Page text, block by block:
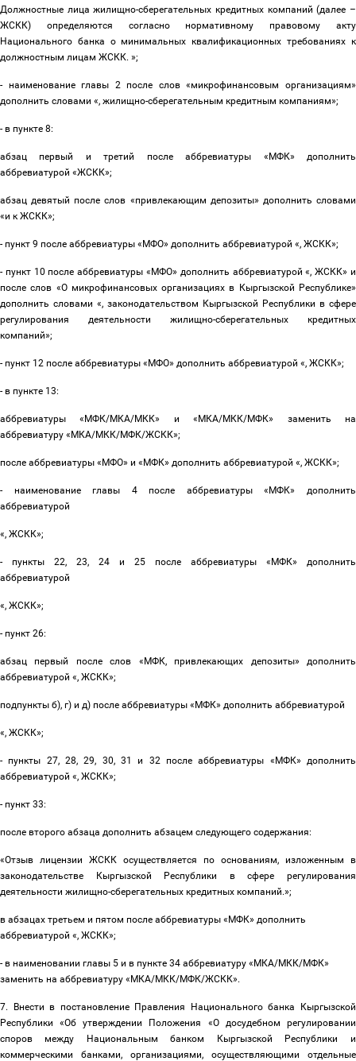
Должностные лица жилищно-сберегательных кредитных компаний (далее –
ЖСКК) определяются согласно нормативному правовому акту
Национального банка о минимальных квалификационных требованиях к
должностным лицам ЖСКК. »;
- наименование главы 2 после слов «микрофинансовым организациям»
дополнить словами «, жилищно-сберегательным кредитным компаниям»;
- в пункте 8:
абзац первый и третий после аббревиатуры «МФК» дополнить
аббревиатурой «ЖСКК»;
абзац девятый после слов «привлекающим депозиты» дополнить словами
«и к ЖСКК»;
- пункт 9 после аббревиатуры «МФО» дополнить аббревиатурой «, ЖСКК»;
- пункт 10 после аббревиатуры «МФО» дополнить аббревиатурой «, ЖСКК» и
после слов «О микрофинансовых организациях в Кыргызской Республике»
дополнить словами «, законодательством Кыргызской Республики в сфере
регулирования деятельности жилищно-сберегательных кредитных
компаний»;
- пункт 12 после аббревиатуры «МФО» дополнить аббревиатурой «, ЖСКК»;
- в пункте 13:
аббревиатуры « МФК/МКА/МКК» и « МКА/МКК/МФК» заменить на
аббревиатуру « МКА/МКК/МФК/ЖСКК»;
после аббревиатуры «МФО» и «МФК» дополнить аббревиатурой «, ЖСКК»;
- наименование главы 4 после аббревиатуры «МФК» дополнить
аббревиатурой
«, ЖСКК»;
- пункты 22, 23, 24 и 25 после аббревиатуры «МФК» дополнить
аббревиатурой
«, ЖСКК»;
- пункт 26:
абзац первый после слов «МФК, привлекающих депозиты» дополнить
аббревиатурой «, ЖСКК»;
подпункты б), г) и д) после аббревиатуры «МФК» дополнить аббревиатурой
«, ЖСКК»;
- пункты 27, 28, 29, 30, 31 и 32 после аббревиатуры «МФК» дополнить
аббревиатурой «, ЖСКК»;
- пункт 33:
после второго абзаца дополнить абзацем следующего содержания:
«Отзыв лицензии ЖСКК осуществляется по основаниям, изложенным в
законодательстве Кыргызской Республики в сфере регулирования
деятельности жилищно-сберегательных кредитных компаний.»;
в абзацах третьем и пятом после аббревиатуры «МФК» дополнить
аббревиатурой «, ЖСКК»;
- в наименовании главы 5 и в пункте 34 аббревиатуру « МКА/МКК/МФК»
заменить на аббревиатуру « МКА/МКК/МФК/ЖСКК».
7. Внести в постановление Правления Национального банка Кыргызской
Республики «Об утверждении Положения «О досудебном регулировании
споров между Национальным банком Кыргызской Республики и
коммерческими банками, организациями, осуществляющими отдельные